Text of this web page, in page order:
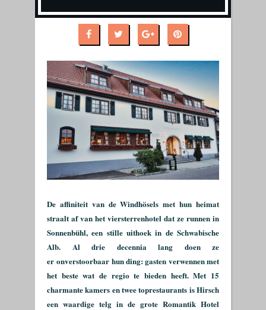
De affiniteit van de Windhösels met hun heimat
straalt af van het viersterrenhotel dat ze runnen in
Sonnenbühl, een stille uithoek in de Schwabische
Alb. Al drie decennia lang doen ze
eronverstoorbaar hun ding: gasten verwennen met
het beste wat de regio te bieden heeft. Met 15
charmante kamers en twee toprestaurants is Hirsch
een waardige telg in de grote Romantik Hotel